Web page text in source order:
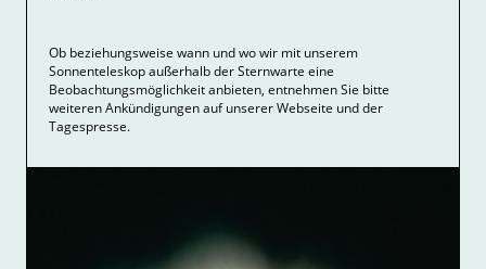
Ob beziehungsweise wann und wo wir mit unserem
Sonnenteleskop außerhalb der Sternwarte eine
Beobachtungsmöglichkeit anbieten, entnehmen Sie bitte
weiteren Ankündigungen auf unserer Webseite und der
Tagespresse.